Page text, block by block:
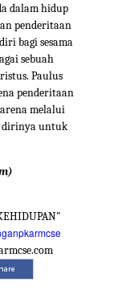
dalam hidup
penderitaan
bagi sesama
sebuah
Paulus
penderitaan
melalui
dirinya untuk